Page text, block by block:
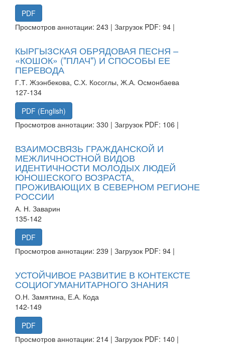
PDF
Просмотров аннотации: 243 | Загрузок PDF: 94 |
КЫРГЫЗСКАЯ ОБРЯДОВАЯ ПЕСНЯ –
«КОШОК» ("ПЛАЧ") И СПОСОБЫ ЕЕ
ПЕРЕВОДА
Г.Т. Жээнбекова, С.Х. Косоглы, Ж.А. Осмонбаева
127-134
PDF (English)
Просмотров аннотации: 330 | Загрузок PDF: 106 |
ВЗАИМОСВЯЗЬ ГРАЖДАНСКОЙ И
МЕЖЛИЧНОСТНОЙ ВИДОВ
ИДЕНТИЧНОСТИ МОЛОДЫХ ЛЮДЕЙ
ЮНОШЕСКОГО ВОЗРАСТА,
ПРОЖИВАЮЩИХ В СЕВЕРНОМ РЕГИОНЕ
РОССИИ
А. Н. Заварин
135-142
PDF
Просмотров аннотации: 239 | Загрузок PDF: 94 |
УСТОЙЧИВОЕ РАЗВИТИЕ В КОНТЕКСТЕ
СОЦИОГУМАНИТАРНОГО ЗНАНИЯ
О.Н. Замятина, Е.А. Кода
142-149
PDF
Просмотров аннотации: 214 | Загрузок PDF: 140 |